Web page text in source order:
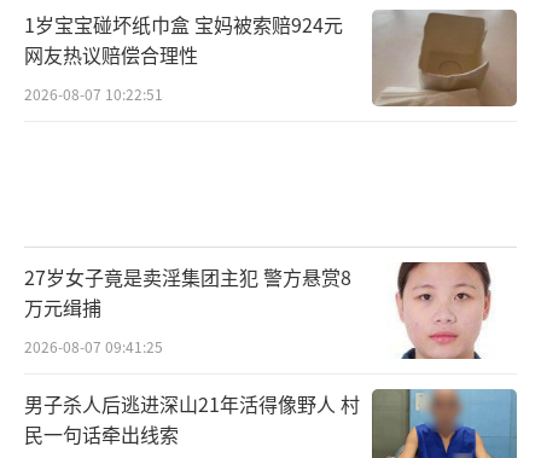
1岁宝宝碰坏纸巾盒 宝妈被索赔924元
网友热议赔偿合理性
2026-08-07 10:22:51
27岁女子竟是卖淫集团主犯 警方悬赏8
万元缉捕
2026-08-07 09:41:25
男子杀人后逃进深山21年活得像野人 村
民一句话牵出线索